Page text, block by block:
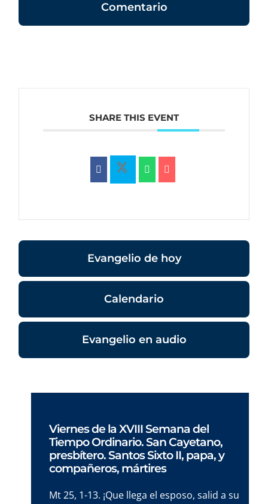
Comentario
SHARE THIS EVENT
Evangelio de hoy
Calendario
Evangelio en audio
Viernes de la XVIII Semana del
Tiempo Ordinario. San Cayetano,
presbítero. Santos Sixto II, papa, y
compañeros, mártires
Mt 25, 1-13. ¡Que llega el esposo, salid a su